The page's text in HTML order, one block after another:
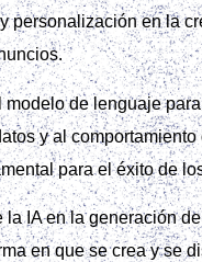
personalización en la
modelo de lenguaje
y al
para el éxito de
la IA en la generación
en que se crea y se